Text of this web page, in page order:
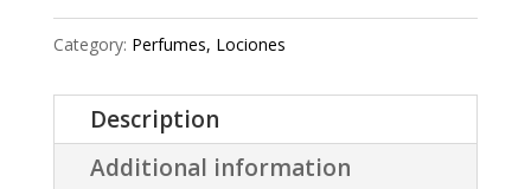
Phantom
60
ml
Unisex
Atracción
Category: Perfumes, Lociones
Description
Additional information